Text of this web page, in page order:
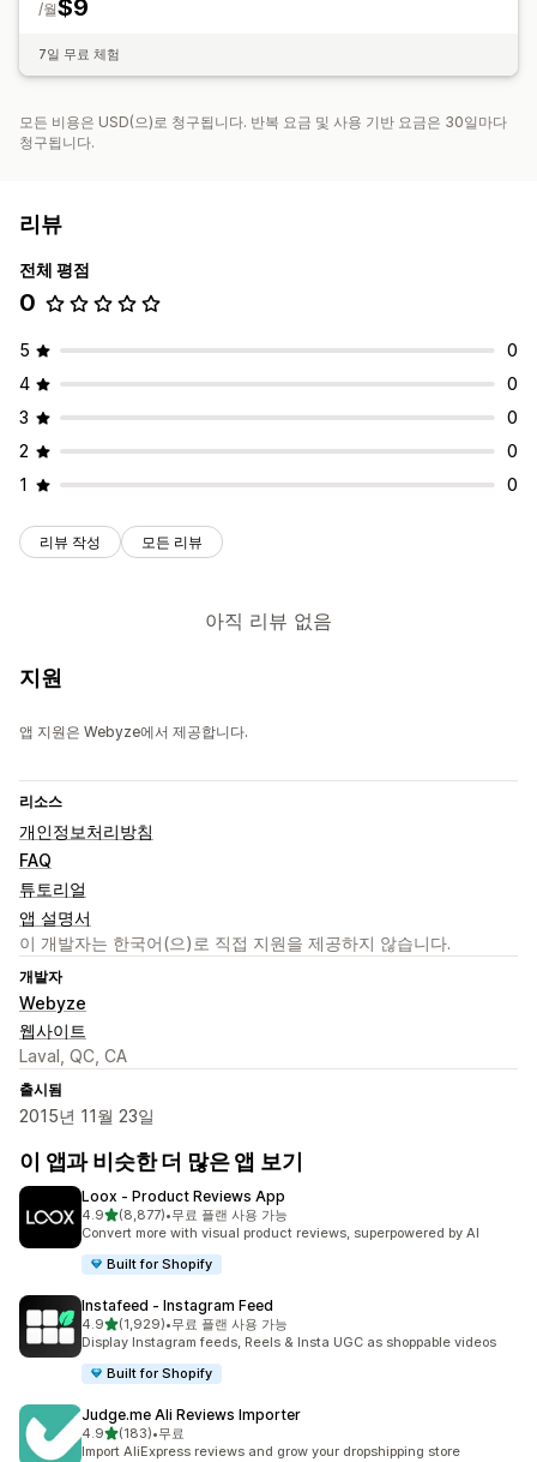
참여 추적 전환 추적
$9
/월
7일 무료 체험
모든 비용은 USD(으)로 청구됩니다. 반복 요금 및 사용 기반 요금은 30일마다
청구됩니다.
리뷰
전체 평점
0
5
0
4
0
3
0
2
0
1
0
리뷰 작성 모든 리뷰
아직 리뷰 없음
지원
앱 지원은 Webyze에서 제공합니다.
리소스
개인정보처리방침
FAQ
튜토리얼
앱 설명서
이 개발자는 한국어(으)로 직접 지원을 제공하지 않습니다.
개발자
Webyze
웹사이트
Laval, QC, CA
출시됨
2015년 11월 23일
이 앱과 비슷한 더 많은 앱 보기
Loox ‑ Product Reviews App
4.9별 5개 중
(8,877)
총 리뷰 8877개
•무료 플랜 사용 가능
Convert more with visual product reviews, superpowered by AI
Built for Shopify
Instafeed ‑ Instagram Feed
4.9별 5개 중
(1,929)
총 리뷰 1929개
•무료 플랜 사용 가능
Display Instagram feeds, Reels & Insta UGC as shoppable videos
Built for Shopify
Judge.me Ali Reviews Importer
4.9별 5개 중
(183)
총 리뷰 183개
•무료
Import AliExpress reviews and grow your dropshipping store